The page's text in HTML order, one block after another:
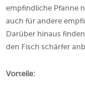
empfindliche Pfanne
auch für andere
Darüber hinaus
den Fisch schärfer
Vorteile: